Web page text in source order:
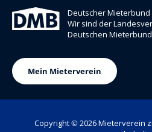
Deutscher Mieterbund
Wir sind der
Deutschen Mieterbund
Mein Mieterverein
(öffnet in neuem Tab)
Copyright © 2026 Mieterverein